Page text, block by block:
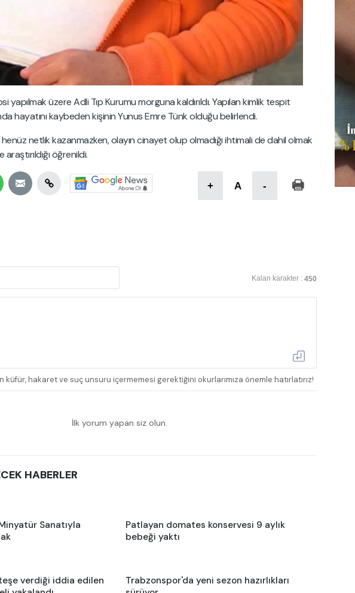
yapılmak üzere Adli Tıp Kurumu morguna kaldırıldı. Yapılan kimlik tespit
hayatını kaybeden kişinin Yunus Emre Tünk olduğu belirlendi.
netlik kazanmazken, olayın cinayet olup olmadığı ihtimali de dahil olmak
öğrenildi.
+ A -
Kalan karakter : 450
küfür, hakaret ve suç unsuru içermemesi gerektiğini okurlarımıza önemle hatırlatırız!
İlk yorum yapan siz olun.
HABERLER
Sanatıyla
Patlayan domates konservesi 9 aylık
bebeği yaktı
verdiği iddia edilen
Trabzonspor'da yeni sezon hazırlıkları